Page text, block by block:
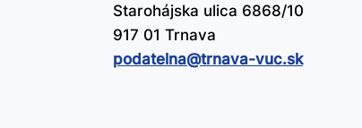
Starohájska ulica 6868/10
917 01 Trnava
podatelna@​trnava-vuc.sk